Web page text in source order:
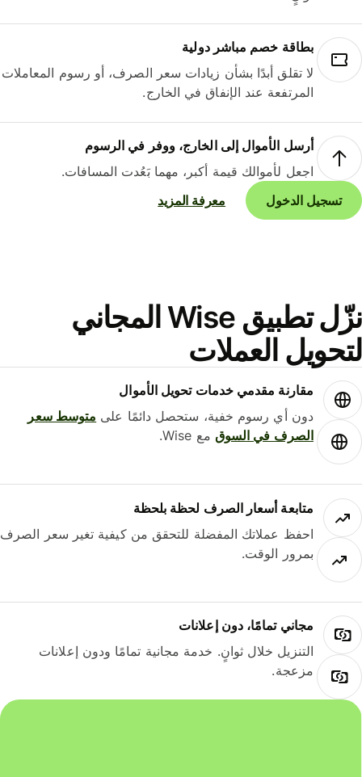
بطاقة خصم مباشر دولية
لا تقلق أبدًا بشأن زيادات سعر الصرف، أو رسوم المعاملات
المرتفعة عند الإنفاق في الخارج.
أرسل الأموال إلى الخارج، ووفر في الرسوم
اجعل لأموالك قيمة أكبر، مهما بَعُدت المسافات.
تسجيل الدخول
معرفة المزيد
نزّل تطبيق Wise المجاني
العملات
مقارنة مقدمي خدمات تحويل الأموال
دون أي رسوم خفية، ستحصل دائمًا علىمتوسط ​​سعر
الصرف في السوقمع Wise.
متابعة أسعار الصرف لحظة بلحظة
احفظ عملاتك المفضلة للتحقق من كيفية تغير سعر الصرف
بمرور الوقت.
مجاني تمامًا، دون إعلانات
التنزيل خلال ثوانٍ. خدمة مجانية تمامًا ودون إعلانات
مزعجة.